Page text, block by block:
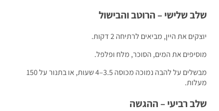
שלישי – הרוטב והבישול
את היין, מביאים לרתיחה 2 דקות.
את המים, הסוכר, מלח ופלפל.
מבשלים על להבה נמוכה מכוסה 3.5–4 שעות, או בתנור על 150
רביעי – ההגשה